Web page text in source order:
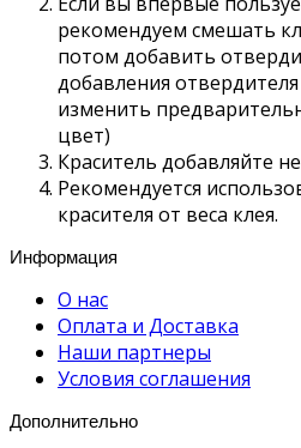
рекомендуем смешать
потом добавить
добавления
изменить
цвет)
Краситель добавляйте
Рекомендуется
красителя от веса клея.
Информация
О нас
Оплата и Доставка
Наши партнеры
Условия соглашения
Дополнительно